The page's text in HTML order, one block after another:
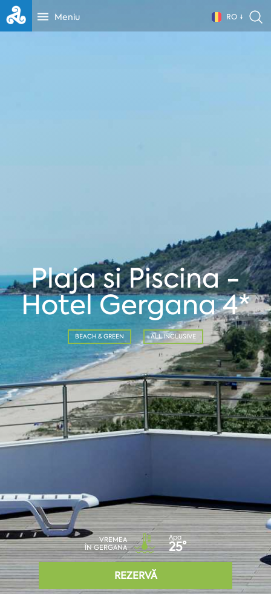
Meniu RO
Plaja si Piscina -
Hotel Gergana 4*
BEACH & GREEN ALL INCLUSIVE
VREMEA
ÎN GERGANA
Apa
25°
REZERVĂ